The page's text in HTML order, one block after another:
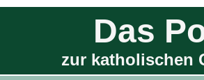
Das
zur katholischen